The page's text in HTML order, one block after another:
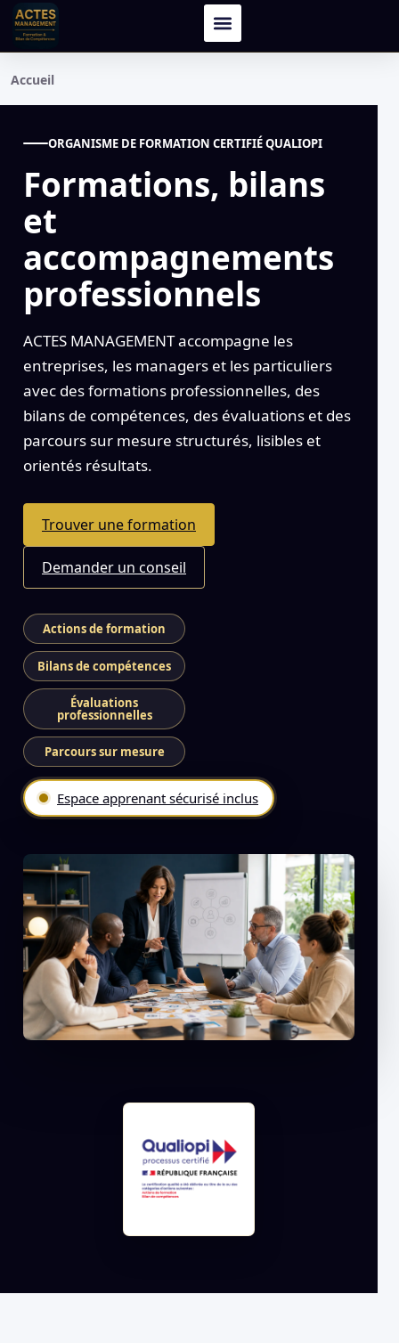
Accueil
ORGANISME DE FORMATION CERTIFIÉ QUALIOPI
Formations, bilans
et
accompagnements
professionnels
ACTES MANAGEMENT accompagne les
entreprises, les managers et les particuliers
avec des formations professionnelles, des
bilans de compétences, des évaluations et des
parcours sur mesure structurés, lisibles et
orientés résultats.
Trouver une formation
Demander un conseil
Actions de formation
Bilans de compétences
Évaluations
professionnelles
Parcours sur mesure
Espace apprenant sécurisé inclus